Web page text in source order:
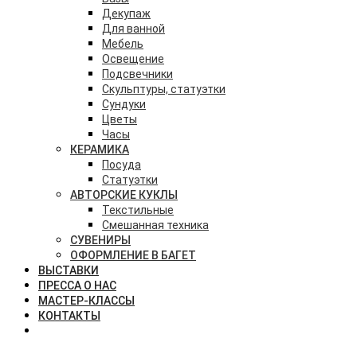
Декупаж
Для ванной
Мебель
Освещение
Подсвечники
Скульптуры, статуэтки
Сундуки
Цветы
Часы
КЕРАМИКА
Посуда
Статуэтки
АВТОРСКИЕ КУКЛЫ
Текстильные
Смешанная техника
СУВЕНИРЫ
ОФОРМЛЕНИЕ В БАГЕТ
ВЫСТАВКИ
ПРЕССА О НАС
МАСТЕР-КЛАССЫ
КОНТАКТЫ